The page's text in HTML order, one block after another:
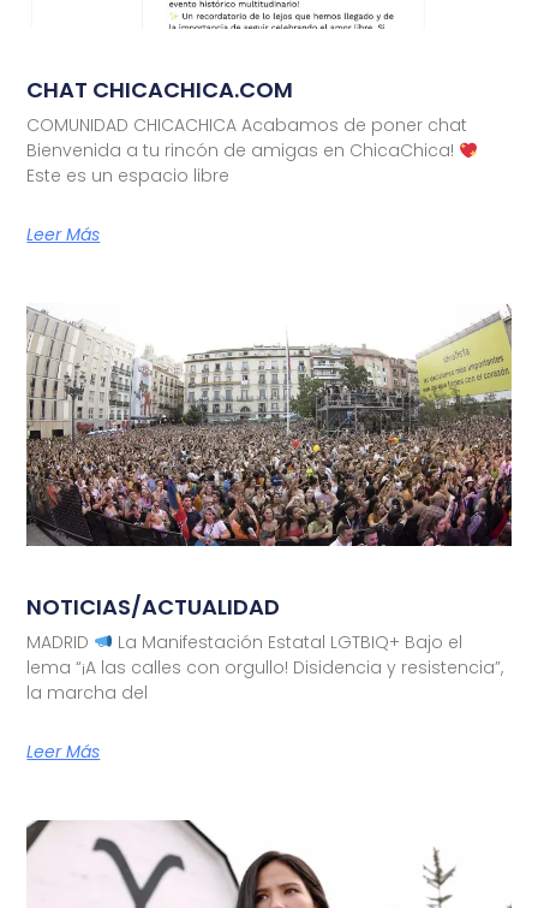
CHAT CHICACHICA.COM
COMUNIDAD CHICACHICA Acabamos de poner chat
Bienvenida a tu rincón de amigas en ChicaChica!
Este es un espacio libre
Leer Más
NOTICIAS/ACTUALIDAD
MADRID
La Manifestación Estatal LGTBIQ+ Bajo el
lema “¡A las calles con orgullo! Disidencia y resistencia”,
la marcha del
Leer Más